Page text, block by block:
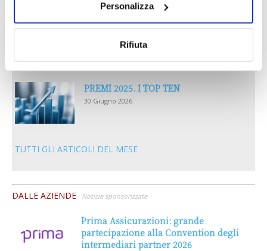
Personalizza
Rifiuta
Il “Modulo CAI” diventa digitale
30 Giugno 2026
PREMI 2025. I TOP TEN
30 Giugno 2026
TUTTI GLI ARTICOLI DEL MESE
DALLE AZIENDE Notizie sponsorizzate
Prima Assicurazioni: grande
partecipazione alla Convention degli
intermediari partner 2026